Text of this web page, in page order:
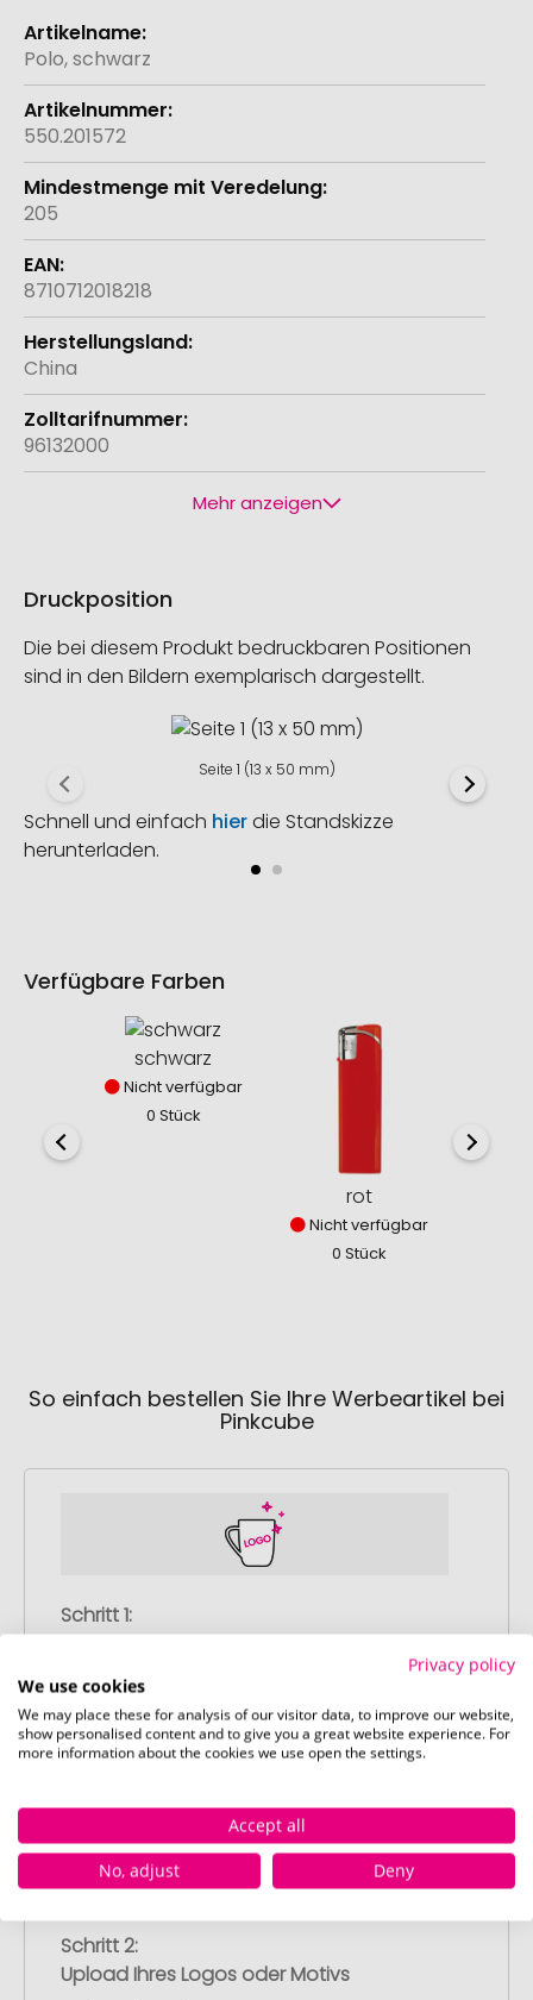
Weitere
Informationen
Polo, schwarz
550.201572
205
8710712018218
China
96132000
Mehr anzeigen
Druckposition
Die bei diesem Produkt bedruckbaren Positionen
sind in den Bildern exemplarisch dargestellt.
Seite 1 (13 x 50 mm)
Schnell und einfach hierdie Standskizze
herunterladen.
Verfügbare Farben
schwarz
Nicht verfügbar
0 Stück
rot
Nicht verfügbar
0 Stück
So einfach bestellen Sie Ihre Werbeartikel bei
Pinkcube
Schritt 1:
Wählen Sie Ihre gewünschten
Werbeartikel aus und passen Sie diese
nach Ihren Vorstellungen an.
Anschließend legen Sie die konfigurierten
Schritt 2:
Upload Ihres Logos oder Motivs
Privacy policy
We use cookies
We may place these for analysis of our visitor data, to improve our website,
show personalised content and to give you a great website experience. For
more information about the cookies we use open the settings.
Accept all
No, adjust
Deny